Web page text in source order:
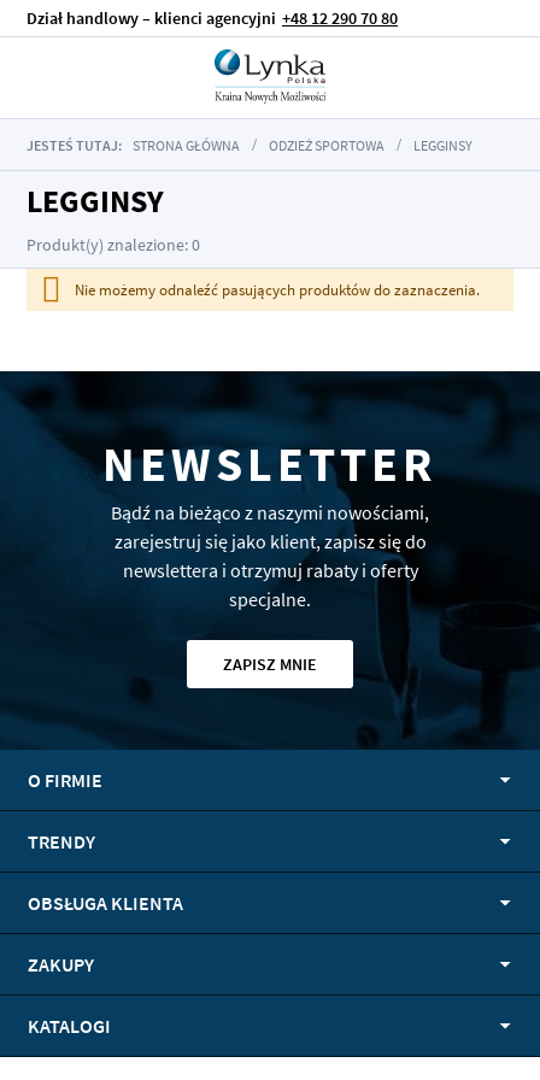
Dział handlowy – klienci agencyjni +48 12 290 70 80
JESTEŚ TUTAJ: STRONA GŁÓWNA ODZIEŻ SPORTOWA LEGGINSY
LEGGINSY
Produkt(y) znalezione: 0
Nie możemy odnaleźć pasujących produktów do zaznaczenia.
NEWSLETTER
Bądź na bieżąco z naszymi nowościami,
zarejestruj się jako klient, zapisz się do
newslettera i otrzymuj rabaty i oferty
specjalne.
ZAPISZ MNIE
O FIRMIE
TRENDY
OBSŁUGA KLIENTA
ZAKUPY
KATALOGI